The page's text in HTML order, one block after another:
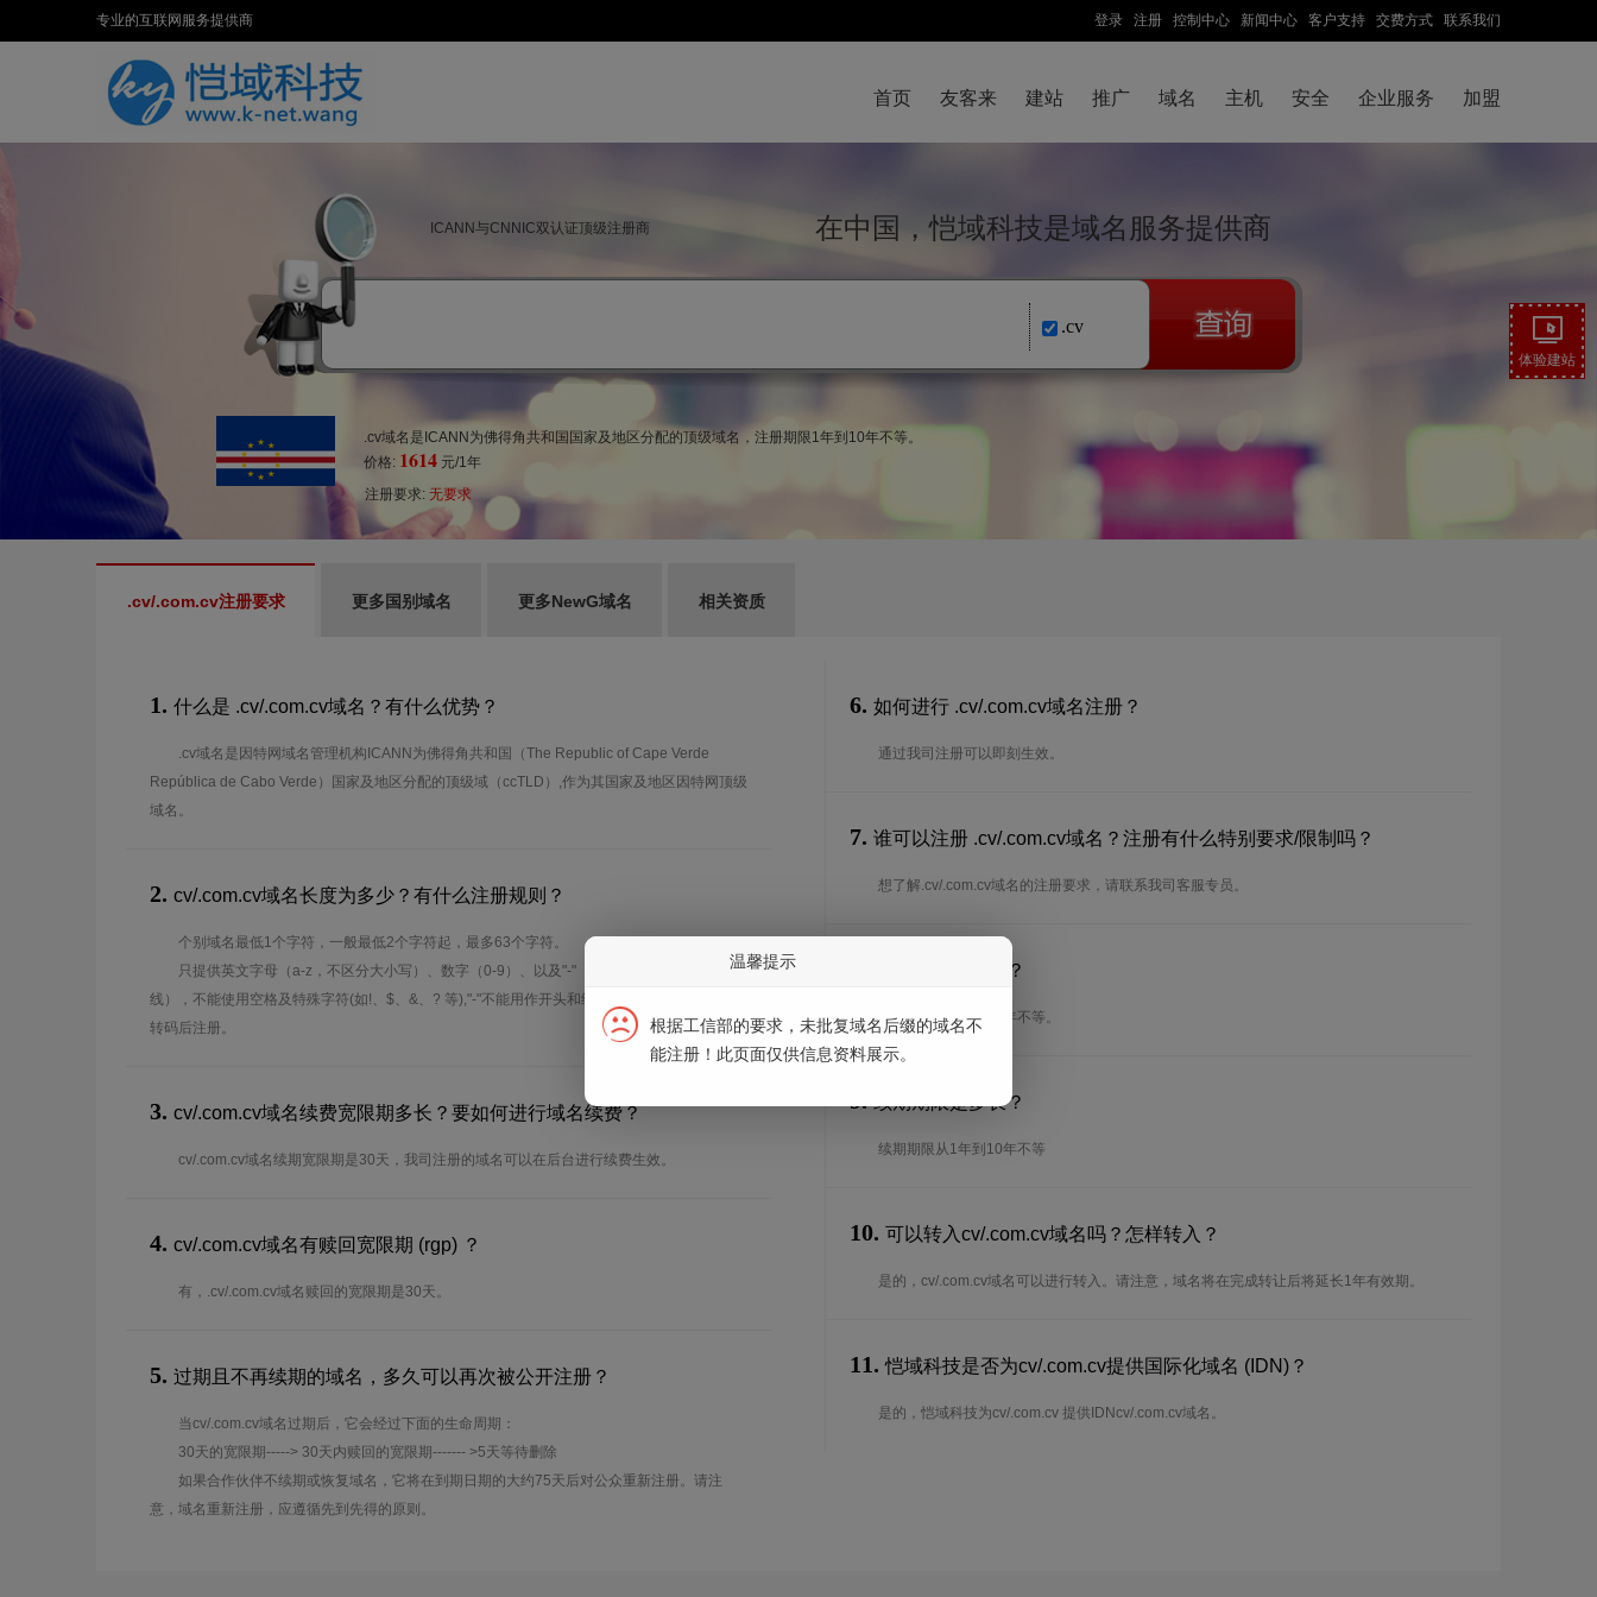
专业的互联网服务提供商 登录 注册 控制中心 新闻中心 客户支持 交费方式 联系我们
首页 友客来 建站 推广 域名 主机 安全 企业服务 加盟
ICANN与CNNIC双认证顶级注册商 在中国，恺域科技是域名服务提供商
.cv
.cv域名是ICANN为佛得角共和国国家及地区分配的顶级域名，注册期限1年到10年不等。
价格: 1614 元/1年
注册要求: 无要求
.cv/.com.cv注册要求 更多国别域名 更多NewG域名 相关资质
1. 什么是 .cv/.com.cv域名？有什么优势？
.cv域名是因特网域名管理机构ICANN为佛得角共和国（The Republic of Cape Verde
República de Cabo Verde）国家及地区分配的顶级域（ccTLD）,作为其国家及地区因特网顶级
域名。
2. cv/.com.cv域名长度为多少？有什么注册规则？
个别域名最低1个字符，一般最低2个字符起，最多63个字符。
只提供英文字母（a-z，不区分大小写）、数字（0-9）、以及"-"（英文中的连词号，即中横
线），不能使用空格及特殊字符(如!、$、&、? 等),"-"不能用作开头和结尾。注*中文域名实际是
转码后注册。
3. cv/.com.cv域名续费宽限期多长？要如何进行域名续费？
cv/.com.cv域名续期宽限期是30天，我司注册的域名可以在后台进行续费生效。
4. cv/.com.cv域名有赎回宽限期 (rgp) ？
有，.cv/.com.cv域名赎回的宽限期是30天。
5. 过期且不再续期的域名，多久可以再次被公开注册？
当cv/.com.cv域名过期后，它会经过下面的生命周期：
30天的宽限期-----> 30天内赎回的宽限期------- >5天等待删除
如果合作伙伴不续期或恢复域名，它将在到期日期的大约75天后对公众重新注册。请注
意，域名重新注册，应遵循先到先得的原则。
6. 如何进行 .cv/.com.cv域名注册？
通过我司注册可以即刻生效。
7. 谁可以注册 .cv/.com.cv域名？注册有什么特别要求/限制吗？
想了解.cv/.com.cv域名的注册要求，请联系我司客服专员。
注册期限是多长？
注册期限从1年到10年不等。
9. 续期期限是多长？
续期期限从1年到10年不等
10. 可以转入cv/.com.cv域名吗？怎样转入？
是的，cv/.com.cv域名可以进行转入。请注意，域名将在完成转让后将延长1年有效期。
11. 恺域科技是否为cv/.com.cv提供国际化域名 (IDN)？
是的，恺域科技为cv/.com.cv 提供IDNcv/.com.cv域名。
体验建站
温馨提示
根据工信部的要求，未批复域名后缀的域名不
能注册！此页面仅供信息资料展示。